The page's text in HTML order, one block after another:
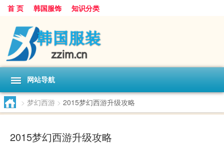
首 页 韩国服饰 知识分类
网站导航
> 梦幻西游 > 2015梦幻西游升级攻略
2015梦幻西游升级攻略